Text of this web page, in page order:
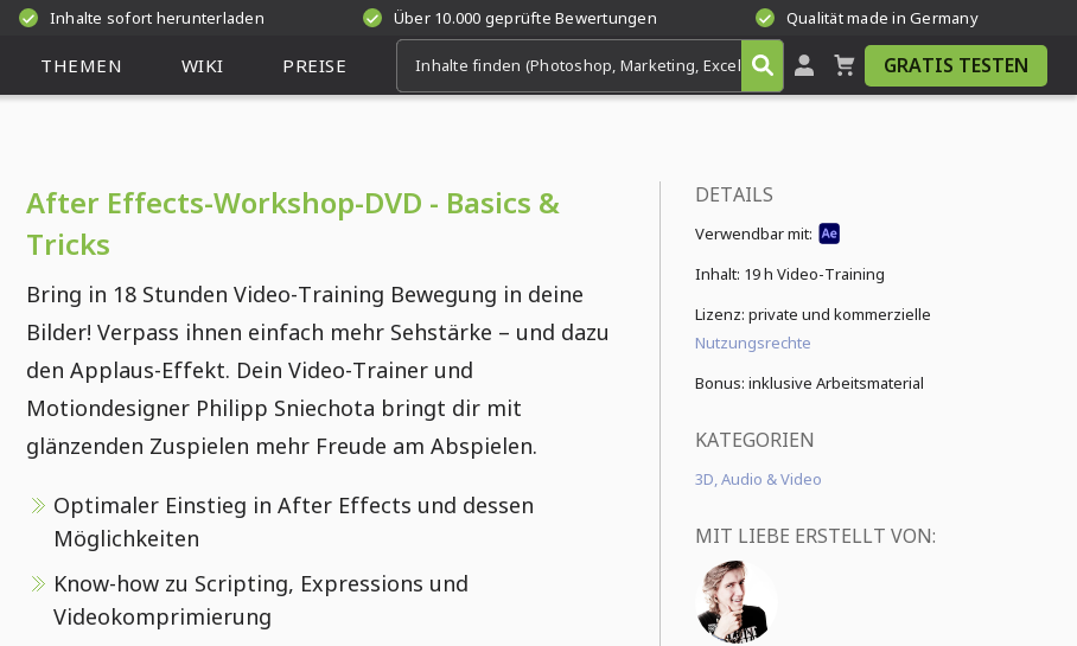
Inhalte sofort herunterladen Über 10.000 geprüfte Bewertungen Qualität made in Germany
THEMEN WIKI PREISE GRATIS TESTEN
After Effects-Workshop-DVD - Basics &
Tricks
Bring in 18 Stunden Video-Training Bewegung in deine
Bilder! Verpass ihnen einfach mehr Sehstärke – und dazu
den Applaus-Effekt. Dein Video-Trainer und
Motiondesigner Philipp Sniechota bringt dir mit
glänzenden Zuspielen mehr Freude am Abspielen.
Optimaler Einstieg in After Effects und dessen
Möglichkeiten
Know-how zu Scripting, Expressions und
Videokomprimierung
DETAILS
Verwendbar mit:
Inhalt: 19 h Video-Training
Lizenz: private und kommerzielle
Nutzungsrechte
Bonus: inklusive Arbeitsmaterial
KATEGORIEN
3D, Audio & Video
MIT LIEBE ERSTELLT VON: